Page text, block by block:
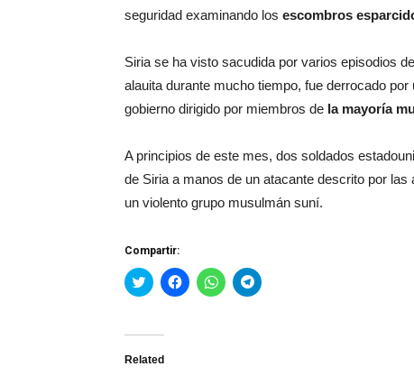
seguridad examinando los escombros
Siria se ha visto sacudida por varios episodios
alauita durante mucho tiempo, fue derrocado
gobierno dirigido por miembros de la mayoría
A principios de este mes, dos soldados
de Siria a manos de un atacante descrito por
un violento grupo musulmán suní.
Compartir:
Haz
clic
Twitter
abre
Haz
clic
Haz
clic
Haz
clic
Related